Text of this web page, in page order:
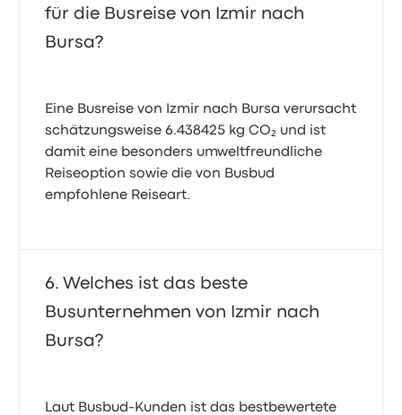
für die Busreise von Izmir nach
Bursa?
Eine Busreise von Izmir nach Bursa verursacht
schätzungsweise 6.438425 kg CO₂ und ist
damit eine besonders umweltfreundliche
Reiseoption sowie die von Busbud
empfohlene Reiseart.
Welches ist das beste
Busunternehmen von Izmir nach
Bursa?
Laut Busbud-Kunden ist das bestbewertete